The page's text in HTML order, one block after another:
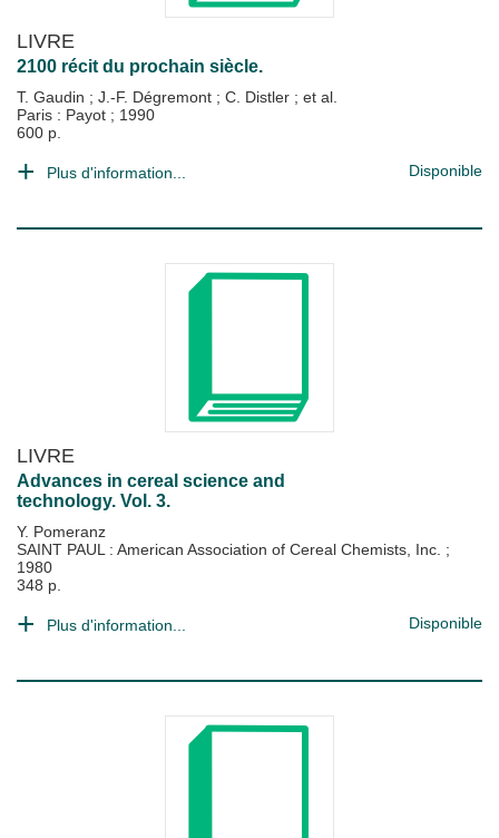
LIVRE
2100 récit du prochain siècle.
T. Gaudin ; J.-F. Dégremont ; C. Distler ; et al.
Paris : Payot ; 1990
600 p.
Plus d'information... Disponible
LIVRE
Advances in cereal science and
technology. Vol. 3.
Y. Pomeranz
SAINT PAUL : American Association of Cereal Chemists, Inc. ;
1980
348 p.
Plus d'information... Disponible